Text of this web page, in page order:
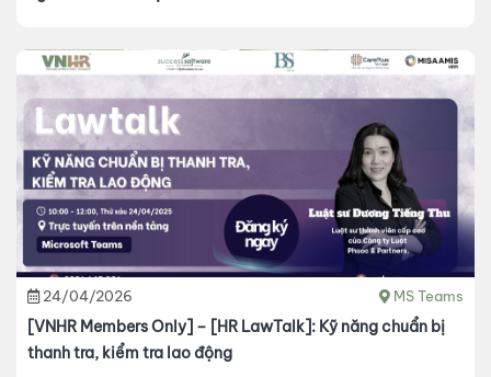
24/04/2026 MS Teams
[VNHR Members Only] – [HR LawTalk]: Kỹ năng chuẩn bị
thanh tra, kiểm tra lao động​